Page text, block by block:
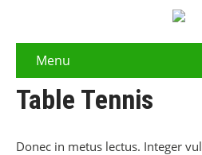
Menu
Table Tennis
Donec in metus lectus. Integer